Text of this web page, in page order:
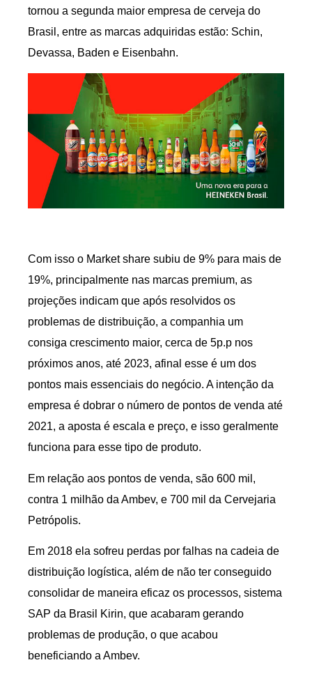
tornou a segunda maior empresa de cerveja do
Brasil, entre as marcas adquiridas estão: Schin,
Devassa, Baden e Eisenbahn.
Com isso o Market share subiu de 9% para mais de
19%, principalmente nas marcas premium, as
projeções indicam que após resolvidos os
problemas de distribuição, a companhia um
consiga crescimento maior, cerca de 5p.p nos
próximos anos, até 2023, afinal esse é um dos
pontos mais essenciais do negócio. A intenção da
empresa é dobrar o número de pontos de venda até
2021, a aposta é escala e preço, e isso geralmente
funciona para esse tipo de produto.
Em relação aos pontos de venda, são 600 mil,
contra 1 milhão da Ambev, e 700 mil da Cervejaria
Petrópolis.
Em 2018 ela sofreu perdas por falhas na cadeia de
distribuição logística, além de não ter conseguido
consolidar de maneira eficaz os processos, sistema
SAP da Brasil Kirin, que acabaram gerando
problemas de produção, o que acabou
beneficiando a Ambev.